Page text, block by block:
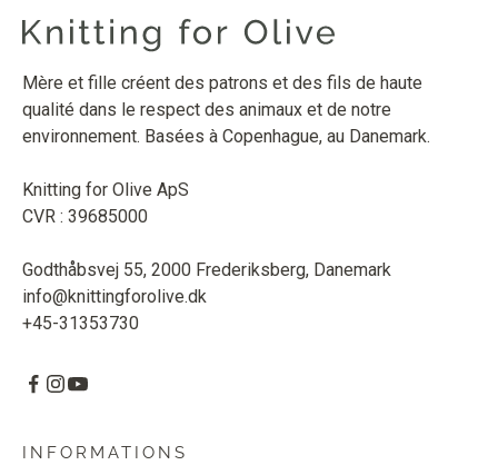
Mère et fille créent des patrons et des fils de haute
qualité dans le respect des animaux et de notre
environnement. Basées à Copenhague, au Danemark.
Knitting for Olive ApS
CVR : 39685000
Godthåbsvej 55, 2000 Frederiksberg, Danemark
info@knittingforolive.dk
+45-31353730
INFORMATIONS